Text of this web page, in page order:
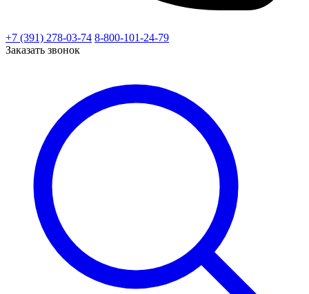
+7 (391) 278-03-74 8-800-101-24-79
Заказать звонок